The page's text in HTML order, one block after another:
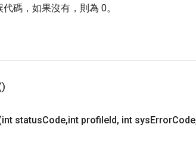
碼，如果沒有，則為 0。
statusCode,int profileId, int sysErrorCode